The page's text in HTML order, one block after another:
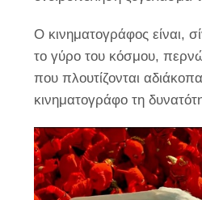
Ο κινηματογράφος είναι,
το γύρο του κόσμου,
που πλουτίζονται
κινηματογράφο τη